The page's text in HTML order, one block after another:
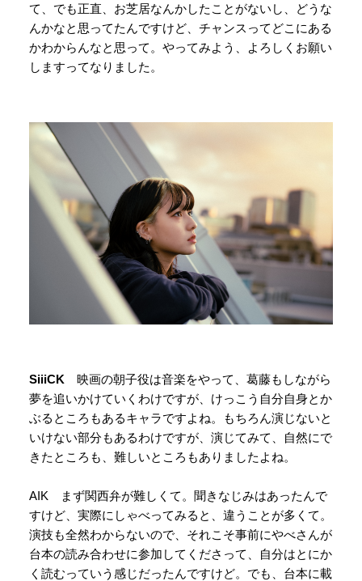
て、でも正直、お芝居なんかしたことがないし、どうな
んかなと思ってたんですけど、チャンスってどこにある
かわからんなと思って。やってみよう、よろしくお願い
しますってなりました。
SiiiCK映画の朝子役は音楽をやって、葛藤もしながら
夢を追いかけていくわけですが、けっこう自分自身とか
ぶるところもあるキャラですよね。もちろん演じないと
いけない部分もあるわけですが、演じてみて、自然にで
きたところも、難しいところもありましたよね。
AIK まず関西弁が難しくて。聞きなじみはあったんで
すけど、実際にしゃべってみると、違うことが多くて。
演技も全然わからないので、それこそ事前にやべさんが
台本の読み合わせに参加してくださって、自分はとにか
く読むっていう感じだったんですけど。でも、台本に載